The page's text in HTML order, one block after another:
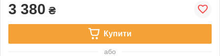
3 380 ₴
Купити
або